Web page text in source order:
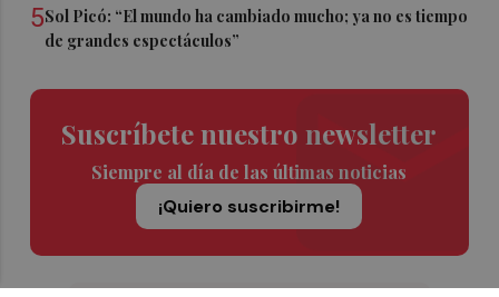
5Sol Picó: “El mundo ha cambiado mucho; ya no es tiempo
de grandes espectáculos”
Suscríbete nuestro newsletter
Siempre al día de las últimas noticias
¡Quiero suscribirme!